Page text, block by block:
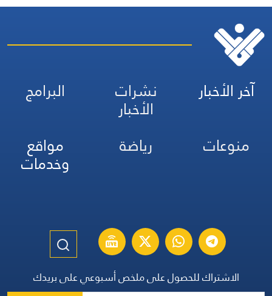
آخر الأخبار نشرات
الأخبار
البرامج
منوعات
رياضة مواقع
وخدمات
الاشتراك للحصول على ملخص أسبوعي على بريدك